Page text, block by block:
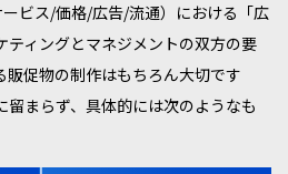
ビス/価格/広告/流通）における「広
ティングとマネジメントの双方の要
促物の制作はもちろん大切です
留まらず、具体的には次のようなも